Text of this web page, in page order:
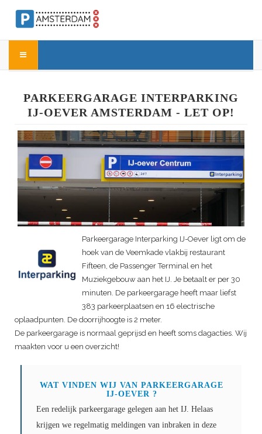
PARKEERGARAGE INTERPARKING
IJ-OEVER AMSTERDAM - LET OP!
Parkeergarage Interparking IJ-Oever ligt om de
hoek van de Veemkade vlakbij restaurant
Fifteen, de Passenger Terminal en het
Muziekgebouw aan het IJ. Je betaalt er per 30
minuten. De parkeergarage heeft maar liefst
383 parkeerplaatsen en 16 electrische
oplaadpunten. De doorrijhoogte is 2 meter.
De parkeergarage is normaal geprijsd en heeft soms dagacties. Wij
maakten voor u een overzicht!
WAT VINDEN WIJ VAN PARKEERGARAGE
IJ-OEVER?
Een redelijk parkeergarage gelegen aan het IJ. Helaas
krijgen we regelmatig meldingen van inbraken in deze